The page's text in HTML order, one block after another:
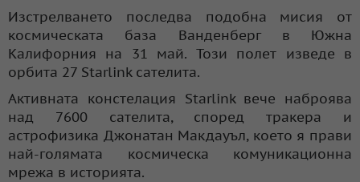
Изстрелването последва подобна мисия от
космическата база Ванденберг в Южна
Калифорния на 31 май. Този полет изведе в
орбита 27 Starlink сателита.
Активната констелация Starlink вече наброява
над 7600 сателита, според тракера и
астрофизика Джонатан Макдауъл, което я прави
най-голямата космическа комуникационна
мрежа в историята.